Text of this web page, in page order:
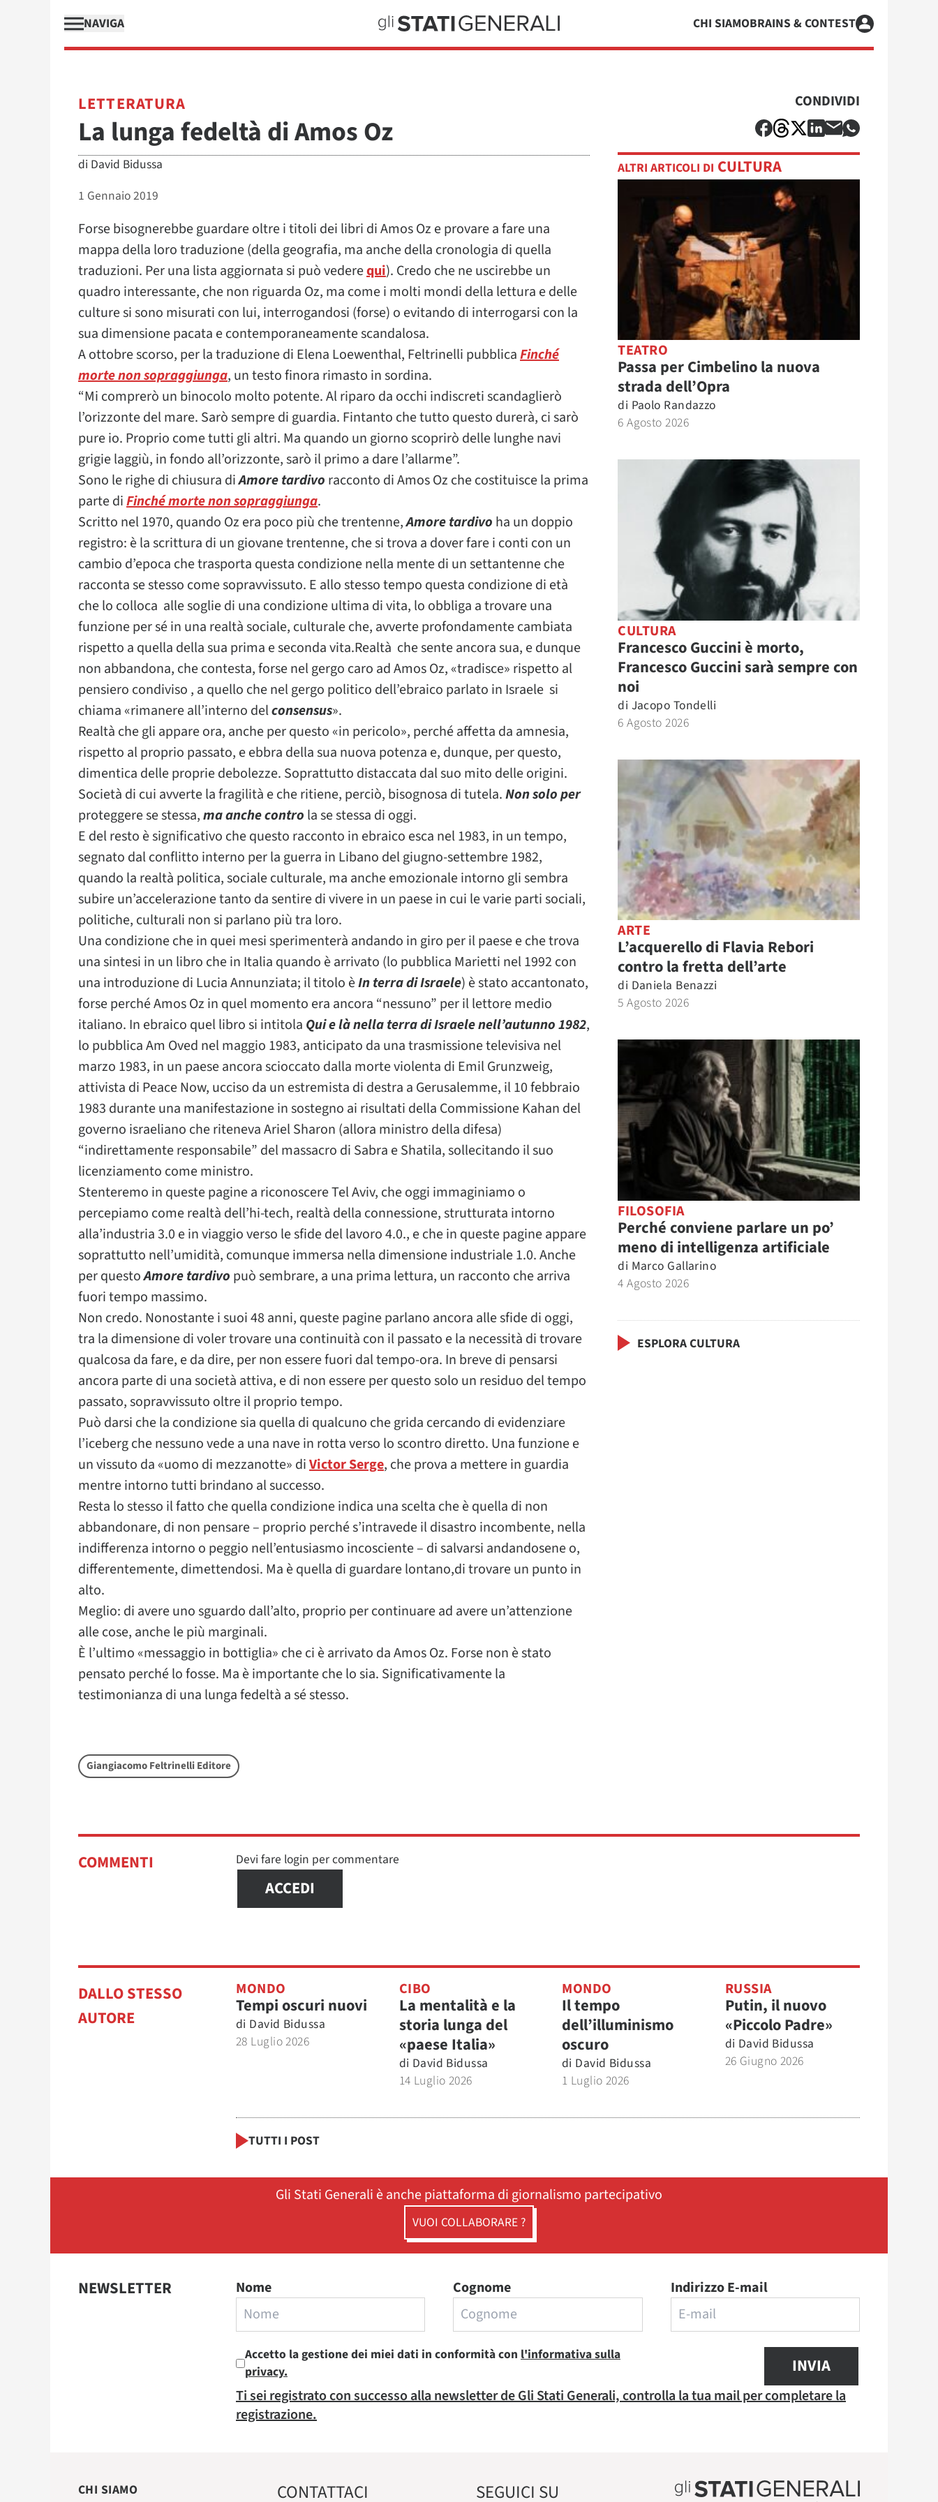
NAVIGA CHI SIAMOBRAINS & CONTEST
LETTERATURA
La lunga fedeltà di Amos Oz
di David Bidussa
1 Gennaio 2019
Forse bisognerebbe guardare oltre i titoli dei libri di Amos Oz e provare a fare una
mappa della loro traduzione (della geografia, ma anche della cronologia di quella
traduzioni. Per una lista aggiornata si può vederequi). Credo che ne uscirebbe un
quadro interessante, che non riguarda Oz, ma come i molti mondi della lettura e delle
culture si sono misurati con lui, interrogandosi (forse) o evitando di interrogarsi con la
sua dimensione pacata e contemporaneamente scandalosa.
A ottobre scorso, per la traduzione di Elena Loewenthal, Feltrinelli pubblicaFinché
morte non sopraggiunga, un testo finora rimasto in sordina.
“Mi comprerò un binocolo molto potente. Al riparo da occhi indiscreti scandaglierò
l’orizzonte del mare. Sarò sempre di guardia. Fintanto che tutto questo durerà, ci sarò
pure io. Proprio come tutti gli altri. Ma quando un giorno scoprirò delle lunghe navi
grigie laggiù, in fondo all’orizzonte, sarò il primo a dare l’allarme”.
Sono le righe di chiusura diAmore tardivo racconto di Amos Oz che costituisce la prima
parte diFinché morte non sopraggiunga.
Scritto nel 1970, quando Oz era poco più che trentenne,Amore tardivo ha un doppio
registro: è la scrittura di un giovane trentenne, che si trova a dover fare i conti con un
cambio d’epoca che trasporta questa condizione nella mente di un settantenne che
racconta se stesso come sopravvissuto. E allo stesso tempo questa condizione di età
che lo colloca alle soglie di una condizione ultima di vita, lo obbliga a trovare una
funzione per sé in una realtà sociale, culturale che, avverte profondamente cambiata
rispetto a quella della sua prima e seconda vita.Realtà che sente ancora sua, e dunque
non abbandona, che contesta, forse nel gergo caro ad Amos Oz, «tradisce» rispetto al
pensiero condiviso , a quello che nel gergo politico dell’ebraico parlato in Israele si
chiama «rimanere all’interno delconsensus».
Realtà che gli appare ora, anche per questo «in pericolo», perché affetta da amnesia,
rispetto al proprio passato, e ebbra della sua nuova potenza e, dunque, per questo,
dimentica delle proprie debolezze. Soprattutto distaccata dal suo mito delle origini.
Società di cui avverte la fragilità e che ritiene, perciò, bisognosa di tutela.Non solo per
proteggere se stessa,ma anche contro la se stessa di oggi.
E del resto è significativo che questo racconto in ebraico esca nel 1983, in un tempo,
segnato dal conflitto interno per la guerra in Libano del giugno-settembre 1982,
quando la realtà politica, sociale culturale, ma anche emozionale intorno gli sembra
subire un’accelerazione tanto da sentire di vivere in un paese in cui le varie parti sociali,
politiche, culturali non si parlano più tra loro.
Una condizione che in quei mesi sperimenterà andando in giro per il paese e che trova
una sintesi in un libro che in Italia quando è arrivato (lo pubblica Marietti nel 1992 con
una introduzione di Lucia Annunziata; il titolo èIn terra di Israele) è stato accantonato,
forse perché Amos Oz in quel momento era ancora “nessuno” per il lettore medio
italiano. In ebraico quel libro si intitola Qui e là nella terra di Israele nell’autunno 1982,
lo pubblica Am Oved nel maggio 1983, anticipato da una trasmissione televisiva nel
marzo 1983, in un paese ancora scioccato dalla morte violenta di Emil Grunzweig,
attivista di Peace Now, ucciso da un estremista di destra a Gerusalemme, il 10 febbraio
1983 durante una manifestazione in sostegno ai risultati della Commissione Kahan del
governo israeliano che riteneva Ariel Sharon (allora ministro della difesa)
“indirettamente responsabile” del massacro di Sabra e Shatila, sollecitando il suo
licenziamento come ministro.
Stenteremo in queste pagine a riconoscere Tel Aviv, che oggi immaginiamo o
percepiamo come realtà dell’hi-tech, realtà della connessione, strutturata intorno
alla’industria 3.0 e in viaggio verso le sfide del lavoro 4.0., e che in queste pagine appare
soprattutto nell’umidità, comunque immersa nella dimensione industriale 1.0. Anche
per questoAmore tardivo può sembrare, a una prima lettura, un racconto che arriva
fuori tempo massimo.
Non credo. Nonostante i suoi 48 anni, queste pagine parlano ancora alle sfide di oggi,
tra la dimensione di voler trovare una continuità con il passato e la necessità di trovare
qualcosa da fare, e da dire, per non essere fuori dal tempo-ora. In breve di pensarsi
ancora parte di una società attiva, e di non essere per questo solo un residuo del tempo
passato, sopravvissuto oltre il proprio tempo.
Può darsi che la condizione sia quella di qualcuno che grida cercando di evidenziare
l’iceberg che nessuno vede a una nave in rotta verso lo scontro diretto. Una funzione e
un vissuto da «uomo di mezzanotte» diVictor Serge, che prova a mettere in guardia
mentre intorno tutti brindano al successo.
Resta lo stesso il fatto che quella condizione indica una scelta che è quella di non
abbandonare, di non pensare – proprio perché s’intravede il disastro incombente, nella
indifferenza intorno o peggio nell’entusiasmo incosciente – di salvarsi andandosene o,
differentemente, dimettendosi. Ma è quella di guardare lontano,di trovare un punto in
alto.
Meglio: di avere uno sguardo dall’alto, proprio per continuare ad avere un’attenzione
alle cose, anche le più marginali.
È l’ultimo «messaggio in bottiglia» che ci è arrivato da Amos Oz. Forse non è stato
pensato perché lo fosse. Ma è importante che lo sia. Significativamente la
testimonianza di una lunga fedeltà a sé stesso.
Giangiacomo Feltrinelli Editore
CONDIVIDI
ALTRI ARTICOLI DI CULTURA
TEATRO
Passa per Cimbelino la nuova
strada dell’Opra
di Paolo Randazzo
6 Agosto 2026
CULTURA
Francesco Guccini è morto,
Francesco Guccini sarà sempre con
noi
di Jacopo Tondelli
6 Agosto 2026
ARTE
L’acquerello di Flavia Rebori
contro la fretta dell’arte
di Daniela Benazzi
5 Agosto 2026
FILOSOFIA
Perché conviene parlare un po’
meno di intelligenza artificiale
di Marco Gallarino
4 Agosto 2026
ESPLORA CULTURA
COMMENTI Devi fare login per commentare
ACCEDI
DALLO STESSO
AUTORE
MONDO
Tempi oscuri nuovi
di David Bidussa
28 Luglio 2026
CIBO
La mentalità e la
storia lunga del
«paese Italia»
di David Bidussa
14 Luglio 2026
MONDO
Il tempo
dell’illuminismo
oscuro
di David Bidussa
1 Luglio 2026
RUSSIA
Putin, il nuovo
«Piccolo Padre»
di David Bidussa
26 Giugno 2026
TUTTI I POST
Gli Stati Generali è anche piattaforma di giornalismo partecipativo
VUOI COLLABORARE ?
NEWSLETTER Nome Cognome Indirizzo E-mail
Accetto la gestione dei miei dati in conformità con l'informativa sulla
privacy.
INVIA
Ti sei registrato con successo alla newsletter de Gli Stati Generali, controlla la tua mail per completare la
registrazione.
CHI SIAMO
CONTATTACI SEGUICI SU